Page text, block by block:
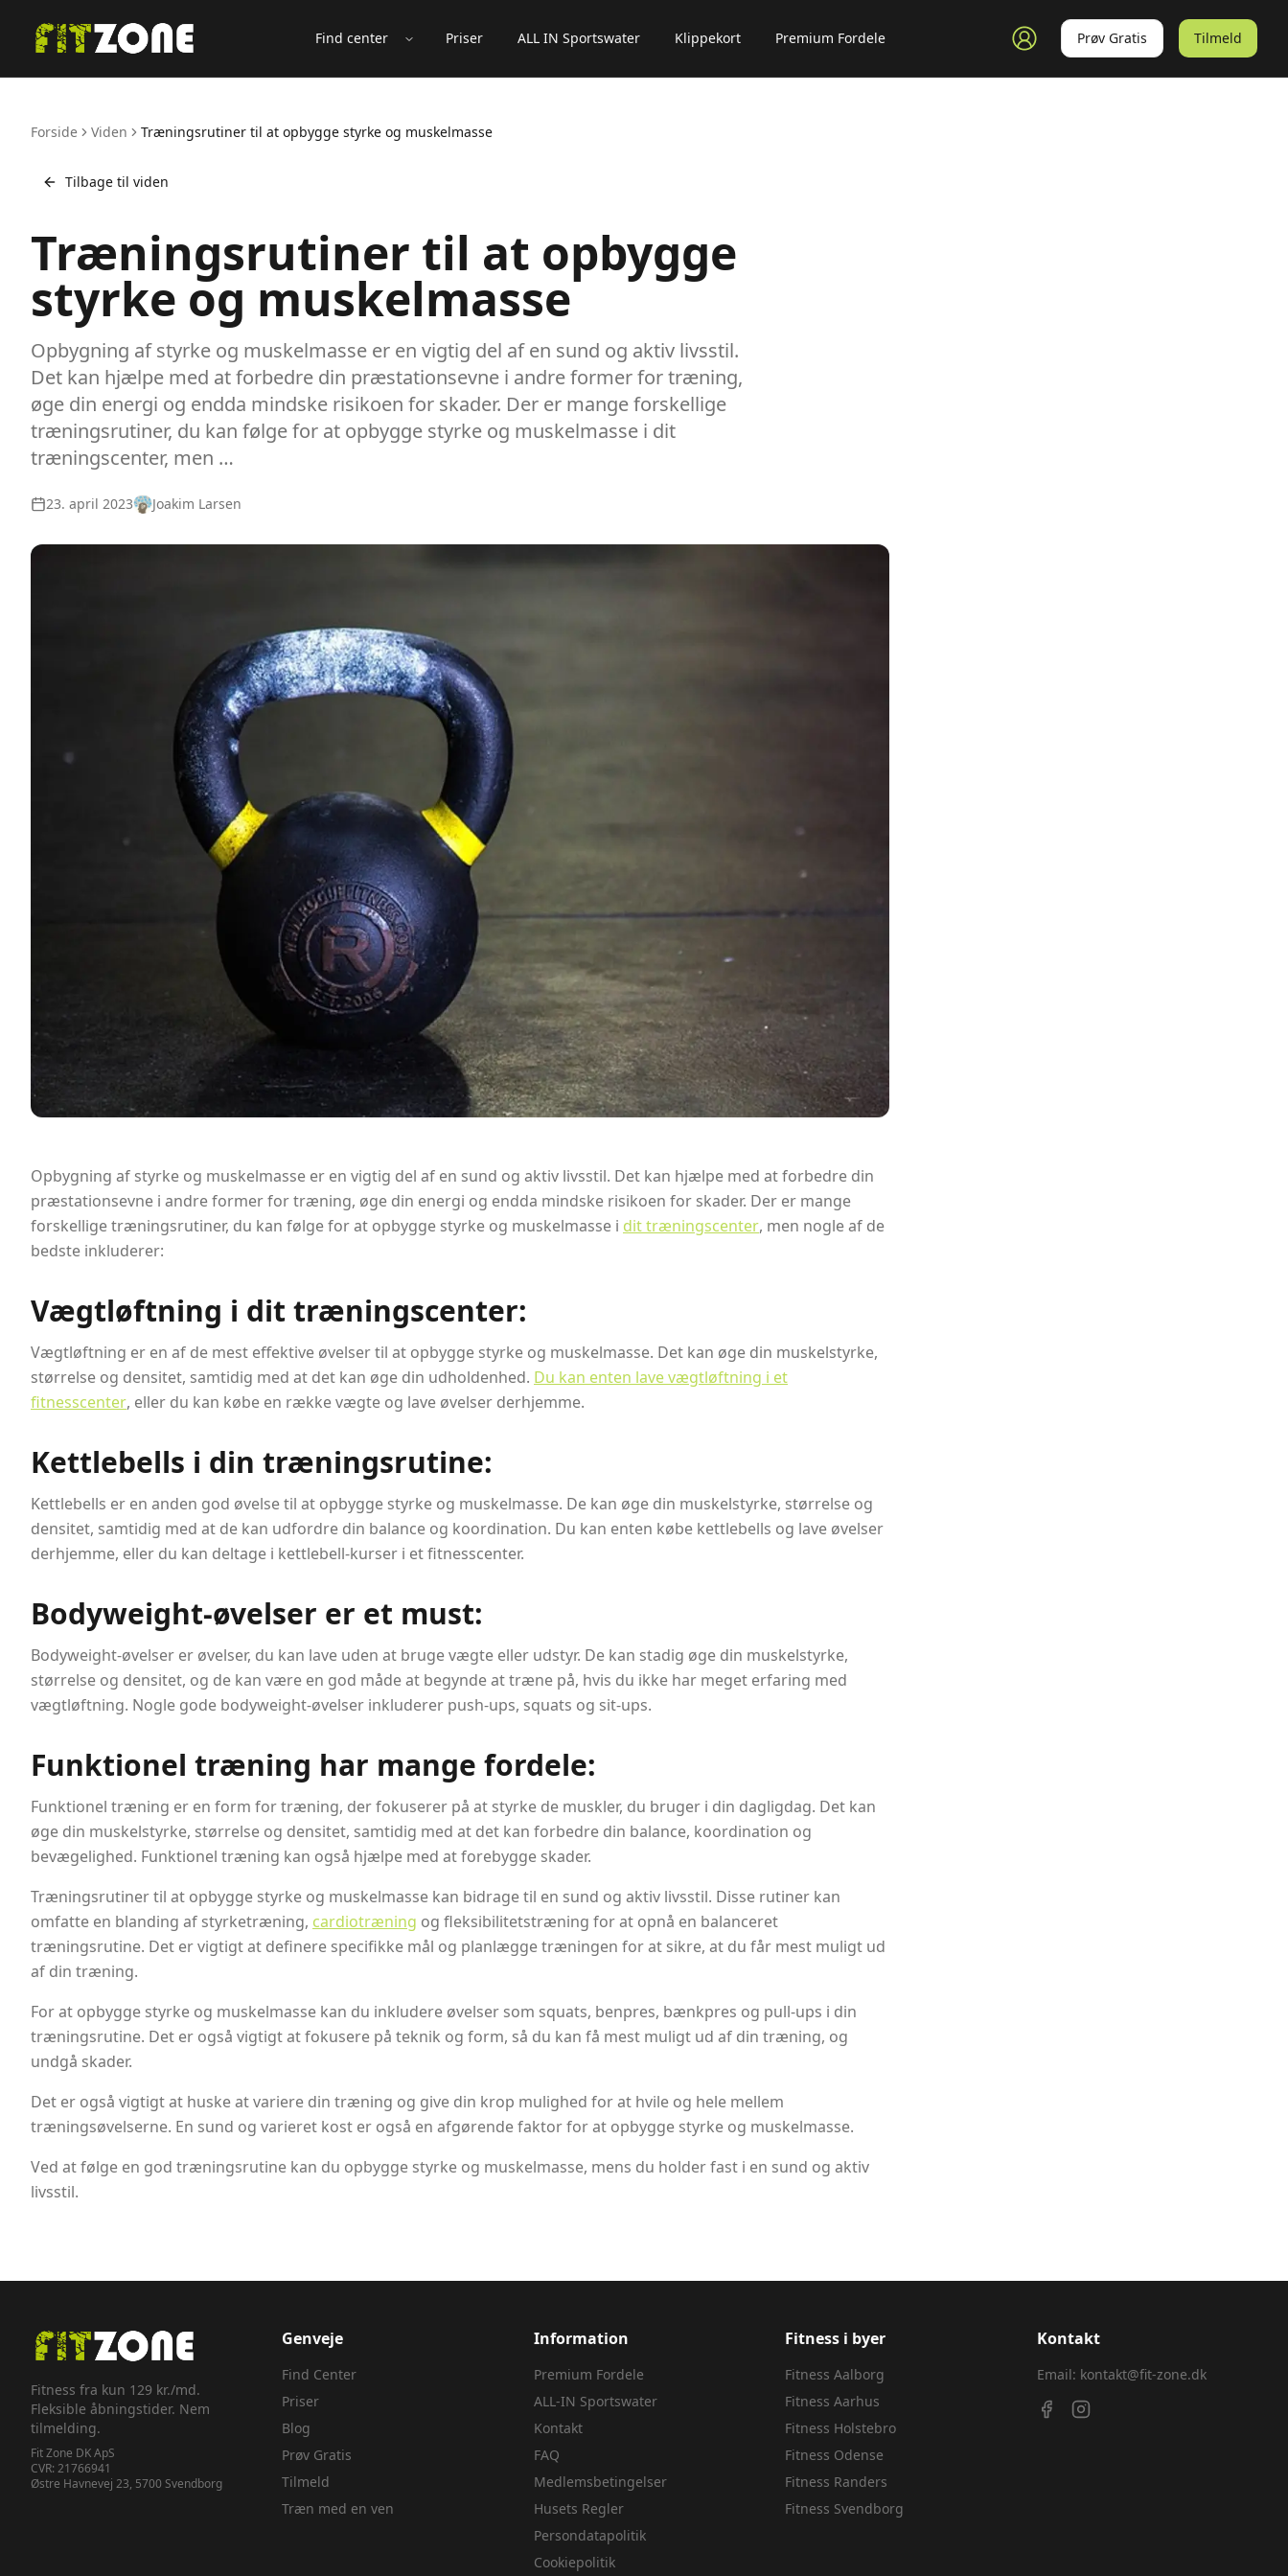
Find center Åbn undermenu forFind center
Priser ALL IN Sportswater Klippekort Premium Fordele Prøv Gratis Tilmeld
Forside Viden Træningsrutiner til at opbygge styrke og muskelmasse
Tilbage til viden
Træningsrutiner til at opbygge
styrke og muskelmasse
Opbygning af styrke og muskelmasse er en vigtig del af en sund og aktiv livsstil.
Det kan hjælpe med at forbedre din præstationsevne i andre former for træning,
øge din energi og endda mindske risikoen for skader. Der er mange forskellige
træningsrutiner, du kan følge for at opbygge styrke og muskelmasse i dit
træningscenter, men …
23. april 2023 Joakim Larsen
Opbygning af styrke og muskelmasse er en vigtig del af en sund og aktiv livsstil. Det kan hjælpe med at forbedre din
præstationsevne i andre former for træning, øge din energi og endda mindske risikoen for skader. Der er mange
forskellige træningsrutiner, du kan følge for at opbygge styrke og muskelmasse i dit træningscenter, men nogle af de
bedste inkluderer:
Vægtløftning i dit træningscenter:
Vægtløftning er en af de mest effektive øvelser til at opbygge styrke og muskelmasse. Det kan øge din muskelstyrke,
størrelse og densitet, samtidig med at det kan øge din udholdenhed. Du kan enten lave vægtløftning i et
fitnesscenter, eller du kan købe en række vægte og lave øvelser derhjemme.
Kettlebells i din træningsrutine:
Kettlebells er en anden god øvelse til at opbygge styrke og muskelmasse. De kan øge din muskelstyrke, størrelse og
densitet, samtidig med at de kan udfordre din balance og koordination. Du kan enten købe kettlebells og lave øvelser
derhjemme, eller du kan deltage i kettlebell-kurser i et fitnesscenter.
Bodyweight-øvelser er et must:
Bodyweight-øvelser er øvelser, du kan lave uden at bruge vægte eller udstyr. De kan stadig øge din muskelstyrke,
størrelse og densitet, og de kan være en god måde at begynde at træne på, hvis du ikke har meget erfaring med
vægtløftning. Nogle gode bodyweight-øvelser inkluderer push-ups, squats og sit-ups.
Funktionel træning har mange fordele:
Funktionel træning er en form for træning, der fokuserer på at styrke de muskler, du bruger i din dagligdag. Det kan
øge din muskelstyrke, størrelse og densitet, samtidig med at det kan forbedre din balance, koordination og
bevægelighed. Funktionel træning kan også hjælpe med at forebygge skader.
Træningsrutiner til at opbygge styrke og muskelmasse kan bidrage til en sund og aktiv livsstil. Disse rutiner kan
omfatte en blanding af styrketræning, cardiotræning og fleksibilitetstræning for at opnå en balanceret
træningsrutine. Det er vigtigt at definere specifikke mål og planlægge træningen for at sikre, at du får mest muligt ud
af din træning.
For at opbygge styrke og muskelmasse kan du inkludere øvelser som squats, benpres, bænkpres og pull-ups i din
træningsrutine. Det er også vigtigt at fokusere på teknik og form, så du kan få mest muligt ud af din træning, og
undgå skader.
Det er også vigtigt at huske at variere din træning og give din krop mulighed for at hvile og hele mellem
træningsøvelserne. En sund og varieret kost er også en afgørende faktor for at opbygge styrke og muskelmasse.
Ved at følge en god træningsrutine kan du opbygge styrke og muskelmasse, mens du holder fast i en sund og aktiv
livsstil.
Fitness fra kun 129 kr./md.
Fleksible åbningstider. Nem
tilmelding.
Fit Zone DK ApS
CVR: 21766941
Østre Havnevej 23, 5700 Svendborg
Genveje
Find Center
Priser
Blog
Prøv Gratis
Tilmeld
Træn med en ven
Information
Premium Fordele
ALL-IN Sportswater
Kontakt
FAQ
Medlemsbetingelser
Husets Regler
Persondatapolitik
Cookiepolitik
Fitness i byer
FitnessAalborg
FitnessAarhus
Fitness Holstebro
Fitness Odense
Fitness Randers
Fitness Svendborg
Kontakt
Email: kontakt@fit-zone.dk